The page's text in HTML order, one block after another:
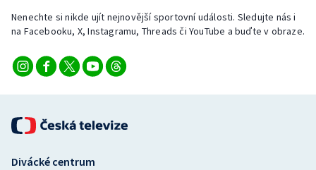
Nenechte si nikde ujít nejnovější sportovní události. Sledujte nás i
na Facebooku, X, Instagramu, Threads či YouTube a buďte v obraze.
Divácké centrum